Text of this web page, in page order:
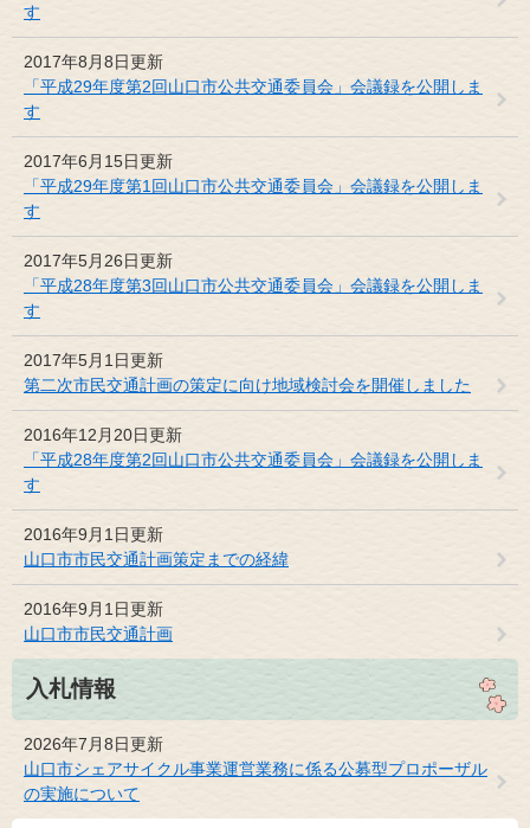
す
2017年8月8日更新
「平成29年度第2回山口市公共交通委員会」会議録を公開しま
す
2017年6月15日更新
「平成29年度第1回山口市公共交通委員会」会議録を公開しま
す
2017年5月26日更新
「平成28年度第3回山口市公共交通委員会」会議録を公開しま
す
2017年5月1日更新
第二次市民交通計画の策定に向け地域検討会を開催しました
2016年12月20日更新
「平成28年度第2回山口市公共交通委員会」会議録を公開しま
す
2016年9月1日更新
山口市市民交通計画策定までの経緯
2016年9月1日更新
山口市市民交通計画
入札情報
2026年7月8日更新
山口市シェアサイクル事業運営業務に係る公募型プロポーザル
の実施について